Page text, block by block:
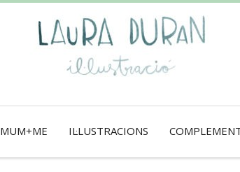
MUM+ME IL·LUSTRACIONS